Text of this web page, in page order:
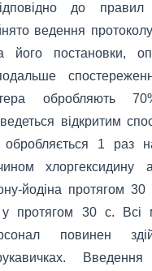
до
ведення
його постановки,
обробляють
відкритим
обробляється 1 раз
йодіна протягом
протягом 30 с. Всі
повинен
Введення